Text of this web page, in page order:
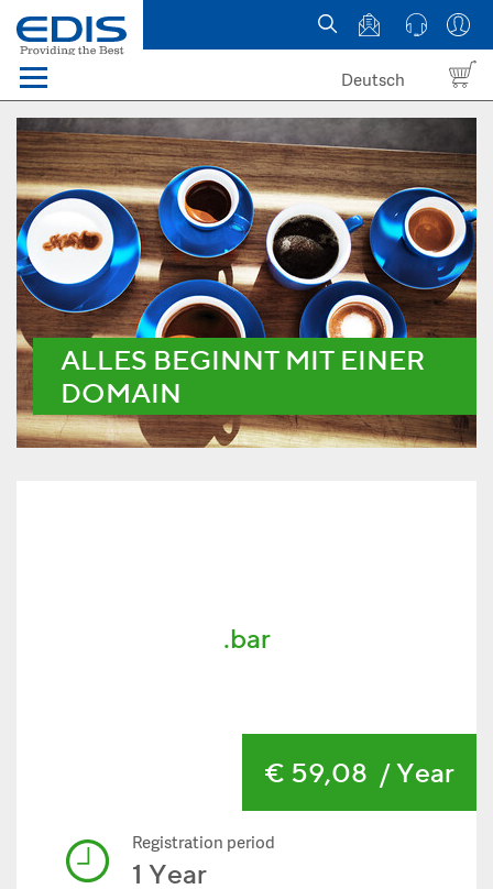
Menü
Domain names
Hosting
News
about EDIS
Deutsch
ALLES BEGINNT MIT EINER
DOMAIN
.bar
€ 59,08 / Year
Registration period
1 Year